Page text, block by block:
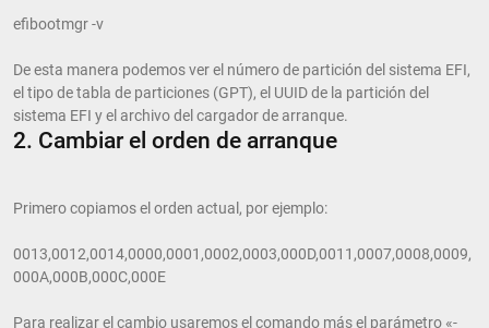
efibootmgr -v
De esta manera podemos ver el número de partición del sistema EFI,
el tipo de tabla de particiones (GPT), el UUID de la partición del
sistema EFI y el archivo del cargador de arranque.
2. Cambiar el orden de arranque
Primero copiamos el orden actual, por ejemplo:
0013,0012,0014,0000,0001,0002,0003,000D,0011,0007,0008,0009,
000A,000B,000C,000E
Para realizar el cambio usaremos el comando más el parámetro «-